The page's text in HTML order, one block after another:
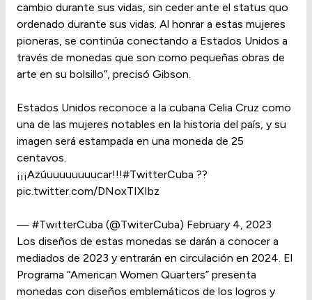
cambio durante sus vidas, sin ceder ante el status quo
ordenado durante sus vidas. Al honrar a estas mujeres
pioneras, se continúa conectando a Estados Unidos a
través de monedas que son como pequeñas obras de
arte en su bolsillo”, precisó Gibson.
Estados Unidos reconoce a la cubana Celia Cruz como
una de las mujeres notables en la historia del país, y su
imagen será estampada en una moneda de 25
centavos.
¡¡¡Azúuuuuuuuucar!!!#TwitterCuba ??
pic.twitter.com/DNoxTIXIbz
— #TwıtterCuba (@TwiterCuba) February 4, 2023
Los diseños de estas monedas se darán a conocer a
mediados de 2023 y entrarán en circulación en 2024. El
Programa “American Women Quarters” presenta
monedas con diseños emblemáticos de los logros y